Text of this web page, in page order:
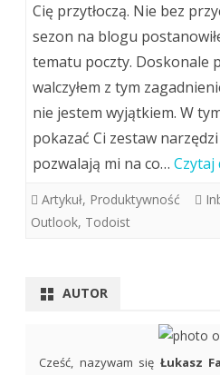
Cię przytłoczą. Nie bez
sezon na blogu
tematu poczty. Doskonale
walczyłem z tym
nie jestem wyjątkiem. W
pokazać Ci zestaw
pozwalają mi na co… Czytaj
Artykuł, Produktywność
Outlook, Todoist
AUTOR
Cześć, nazywam się Łukasz